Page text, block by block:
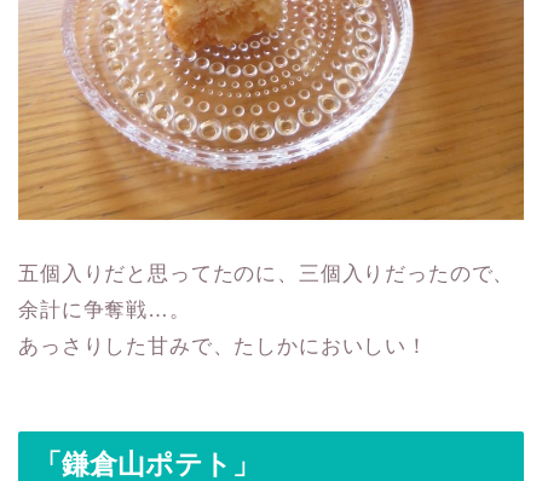
五個入りだと思ってたのに、三個入りだったので、
余計に争奪戦…。
あっさりした甘みで、たしかにおいしい！
「鎌倉山ポテト」